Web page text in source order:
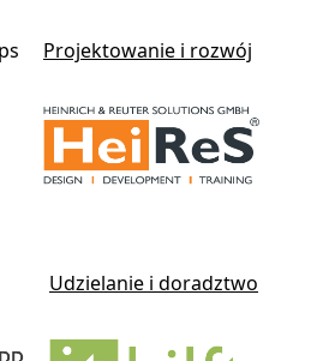
Projektowanie i rozwój
Udzielanie i doradztwo